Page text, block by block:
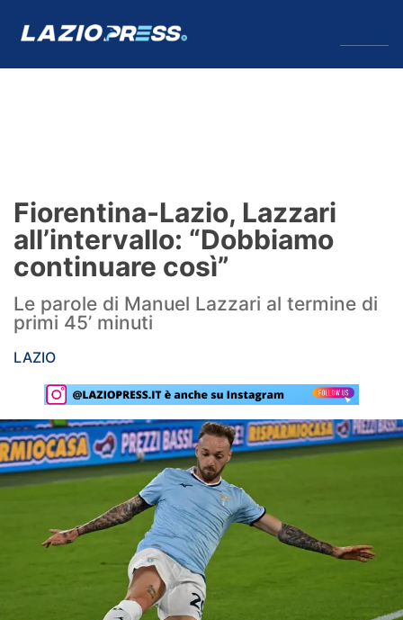
Formello
Infortuni
Primavera
Calciomercato
Lazio Women
Rassegna Lazio
Social
Serie A
Champions League
Fiorentina-Lazio, Lazzari
all’intervallo: “Dobbiamo
continuare così”
Le parole di Manuel Lazzari al termine di
primi 45’ minuti
LAZIO